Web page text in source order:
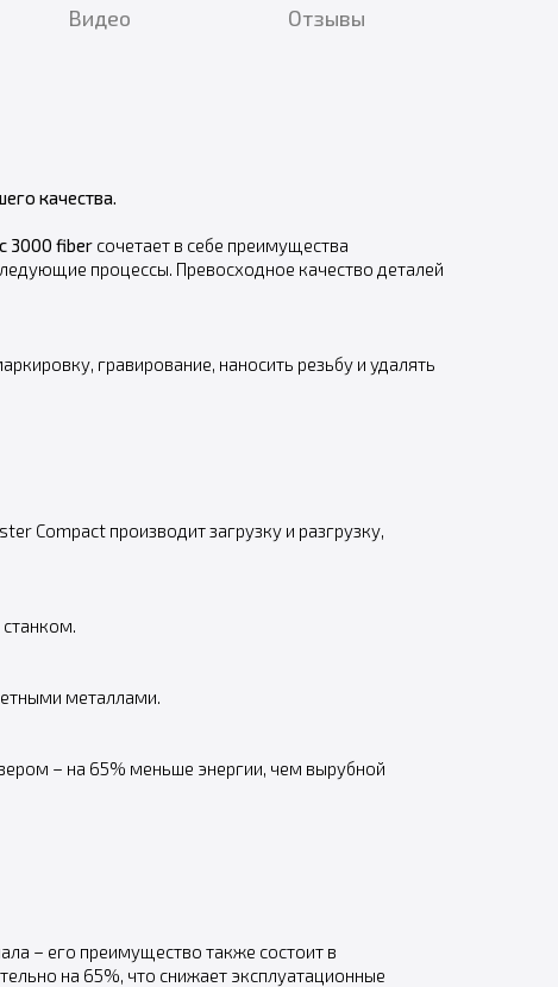
Видео Отзывы
качества.
3000 fiberсочетает в себе преимущества
процессы. Превосходное качество деталей
гравирование, наносить резьбу и удалять
Compact производит загрузку и разгрузку,
металлами.
– на 65% меньше энергии, чем вырубной
– его преимущество также состоит в
на 65%, что снижает эксплуатационные